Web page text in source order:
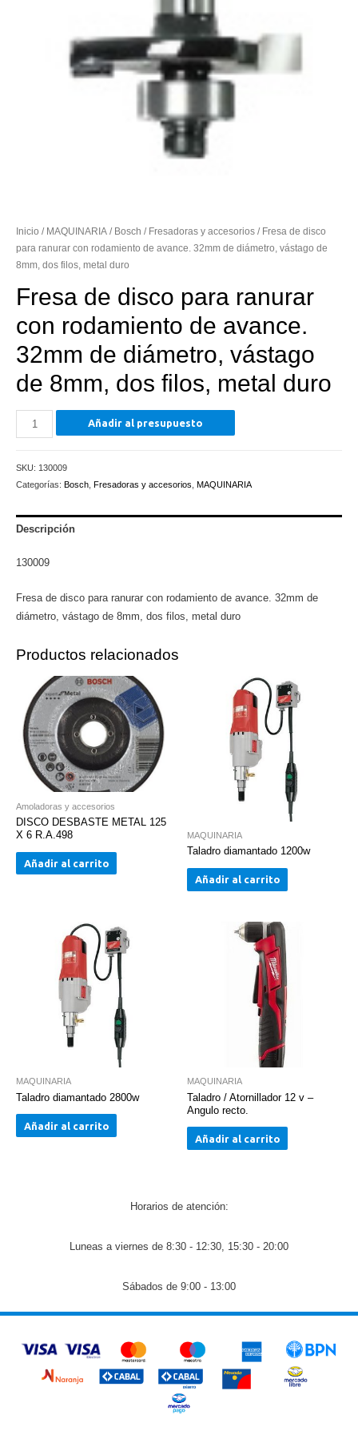
Inicio / MAQUINARIA / Bosch / Fresadoras y accesorios / Fresa de disco
para ranurar con rodamiento de avance. 32mm de diámetro, vástago de
8mm, dos filos, metal duro
Fresa de disco para ranurar
con rodamiento de avance.
32mm de diámetro, vástago
de 8mm, dos filos, metal duro
Fresa
de
para
ranurar
rodamiento
avance.
de
diámetro,
de
filos,
metal
duro
cantidad
Añadir al presupuesto
SKU: 130009
Categorías: Bosch, Fresadoras y accesorios, MAQUINARIA
Descripción
130009
Fresa de disco para ranurar con rodamiento de avance. 32mm de
diámetro, vástago de 8mm, dos filos, metal duro
Productos relacionados
Amoladoras y accesorios
DISCO DESBASTE METAL 125
X 6 R.A.498
Añadir al carrito
MAQUINARIA
Taladro diamantado 1200w
Añadir al carrito
MAQUINARIA
Taladro diamantado 2800w
Añadir al carrito
MAQUINARIA
Taladro / Atornillador 12 v –
Angulo recto.
Añadir al carrito
Horarios de atención:
Luneas a viernes de 8:30 - 12:30, 15:30 - 20:00
Sábados de 9:00 - 13:00